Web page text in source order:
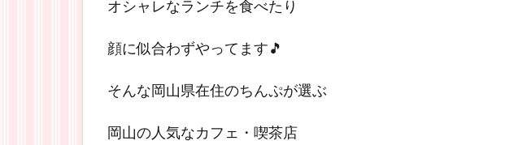
オシャレなランチを食べたり
顔に似合わずやってます🎵
そんな岡山県在住のちんぷが選ぶ
岡山の人気なカフェ・喫茶店